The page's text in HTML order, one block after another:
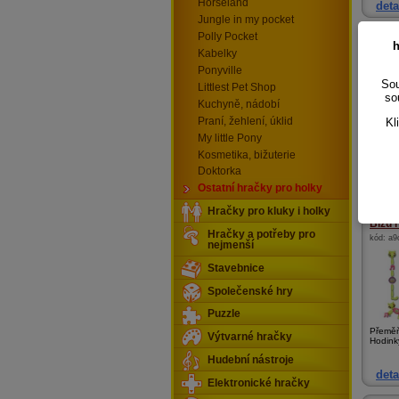
Bizu
kód:
Horseland
Jungle in my pocket
Polly Pocket
Kabelky
Ponyville
Littlest Pet Shop
Kuchyně, nádobí
Praní, žehlení, úklid
My little Pony
Kosmetika, bižuterie
Doktorka
Ostatní hračky pro holky
Hračky pro kluky i holky
Hračky a potřeby pro
nejmenší
Stavebnice
Společenské hry
Puzzle
Výtvarné hračky
Hudební nástroje
Elektronické hračky